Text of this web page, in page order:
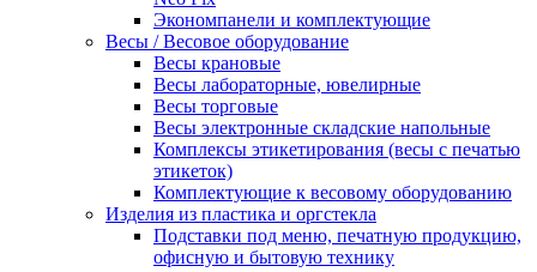
Экономпанели и комплектующие
Весы / Весовое оборудование
Весы крановые
Весы лабораторные, ювелирные
Весы торговые
Весы электронные складские напольные
Комплексы этикетирования (весы с печатью
этикеток)
Комплектующие к весовому оборудованию
Изделия из пластика и оргстекла
Подставки под меню, печатную продукцию,
офисную и бытовую технику